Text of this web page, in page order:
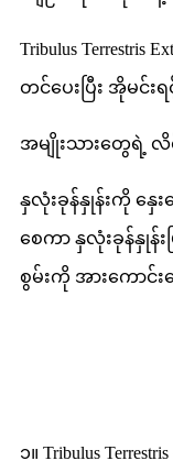
Tribulus
တင်ပေးပြီး အိုမင်
အမျိုးသားတွေရဲ့ လိ
နှလုံးခုန်နှုန်းကို နှေး
စေကာ နှလုံးခုန်နှုန်း
စွမ်းကို အားကောင်
၁။ Tribulus